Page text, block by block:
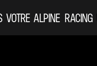
VOTRE ALPINE RACING